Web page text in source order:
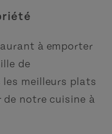
à emporter
de
les meilleurs plats
de notre cuisine à